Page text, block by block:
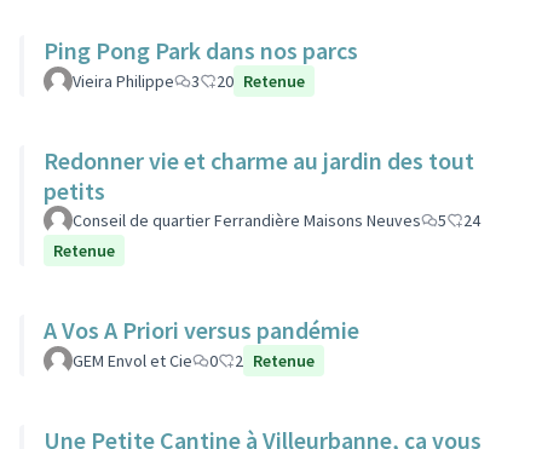
Ping Pong Park dans nos parcs
Vieira Philippe 3 20 Retenue
Redonner vie et charme au jardin des tout
petits
Conseil de quartier Ferrandière Maisons Neuves 5
24
Retenue
A Vos A Priori versus pandémie
GEM Envol et Cie 0 2 Retenue
Une Petite Cantine à Villeurbanne, ça vous